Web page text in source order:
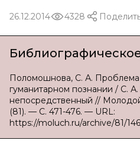
26.12.2014 4328
Поломошнова, С. А. Проблема
гуманитарном познании / С.
непосредственный //
(81). — С. 471-476. — URL:
https://moluch.ru/archive/81/